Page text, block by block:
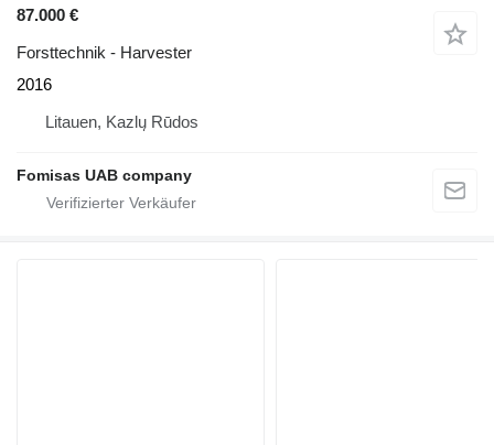
87.000 €
Forsttechnik - Harvester
2016
Litauen, Kazlų Rūdos
Fomisas UAB company